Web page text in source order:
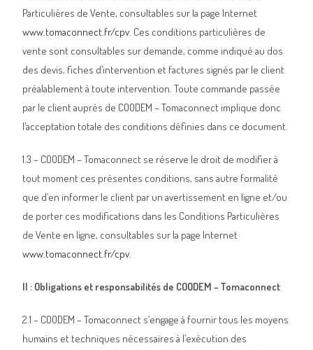
Particulières de Vente, consultables sur la page Internet
www.tomaconnect.fr/cpv. Ces conditions particulières de
vente sont consultables sur demande, comme indiqué au dos
des devis, fiches d’intervention et factures signés par le client
préalablement à toute intervention. Toute commande passée
par le client auprès de COODEM – Tomaconnect implique donc
l’acceptation totale des conditions définies dans ce document.
1.3 – COODEM – Tomaconnect se réserve le droit de modifier à
tout moment ces présentes conditions, sans autre formalité
que d’en informer le client par un avertissement en ligne et/ou
de porter ces modifications dans les Conditions Particulières
de Vente en ligne, consultables sur la page Internet
www.tomaconnect.fr/cpv.
II : Obligations et responsabilités de COODEM – Tomaconnect
2.1 – COODEM – Tomaconnect s’engage à fournir tous les moyens
humains et techniques nécessaires à l’exécution des